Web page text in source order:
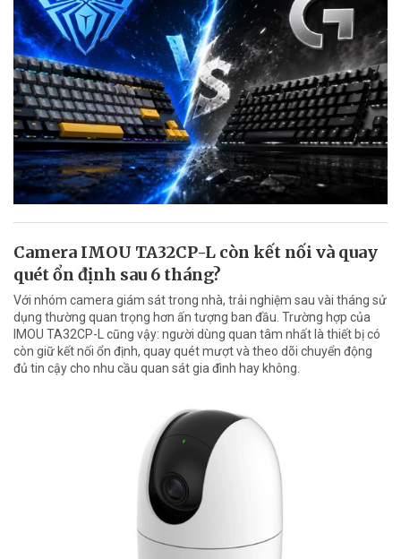
Camera IMOU TA32CP-L còn kết nối và quay
quét ổn định sau 6 tháng?
Với nhóm camera giám sát trong nhà, trải nghiệm sau vài tháng sử
dụng thường quan trọng hơn ấn tượng ban đầu. Trường hợp của
IMOU TA32CP-L cũng vậy: người dùng quan tâm nhất là thiết bị có
còn giữ kết nối ổn định, quay quét mượt và theo dõi chuyển động
đủ tin cậy cho nhu cầu quan sát gia đình hay không.